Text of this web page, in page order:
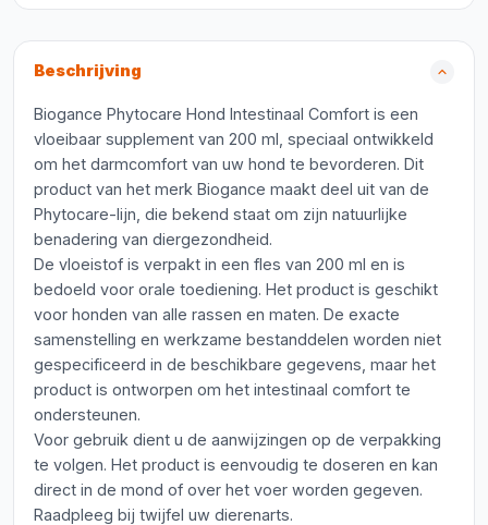
Beschrijving
Biogance Phytocare Hond Intestinaal Comfort is een
vloeibaar supplement van 200 ml, speciaal ontwikkeld
om het darmcomfort van uw hond te bevorderen. Dit
product van het merk Biogance maakt deel uit van de
Phytocare-lijn, die bekend staat om zijn natuurlijke
benadering van diergezondheid.
De vloeistof is verpakt in een fles van 200 ml en is
bedoeld voor orale toediening. Het product is geschikt
voor honden van alle rassen en maten. De exacte
samenstelling en werkzame bestanddelen worden niet
gespecificeerd in de beschikbare gegevens, maar het
product is ontworpen om het intestinaal comfort te
ondersteunen.
Voor gebruik dient u de aanwijzingen op de verpakking
te volgen. Het product is eenvoudig te doseren en kan
direct in de mond of over het voer worden gegeven.
Raadpleeg bij twijfel uw dierenarts.